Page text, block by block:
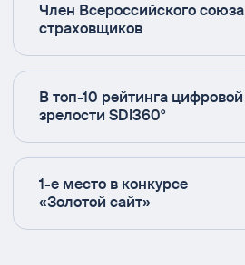
Член Всероссийского союза
страховщиков
В топ-10 рейтинга цифровой
зрелости SDI360°
1-е место в конкурсе
«Золотой сайт»